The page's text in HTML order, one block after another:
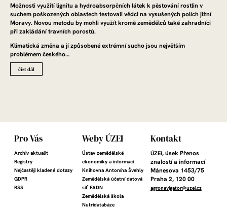
Možnosti využití lignitu a hydroabsorpčních látek k pěstování rostlin v
suchem poškozených oblastech testovali vědci na vysušených polích jižní
Moravy. Novou metodu by mohli využít kromě zemědělců také zahradníci
při zakládání travních porostů.
Klimatická změna a jí způsobené extrémní sucho jsou největším
problémem českého…
číst dál
Pro Vás
Archiv aktualit
Registry
Nejčastěji kladené dotazy
GDPR
RSS
Weby ÚZEI
Ústav zemědělské
ekonomiky a informací
Knihovna Antonína Švehly
Zemědělská účetní datová
síť FADN
Zemědělská škola
Nutridatabáze
Kontakt
ÚZEI, úsek Přenos
znalostía informací
Mánesova 1453/75
Praha 2, 120 00
agronavigator@uzei.cz